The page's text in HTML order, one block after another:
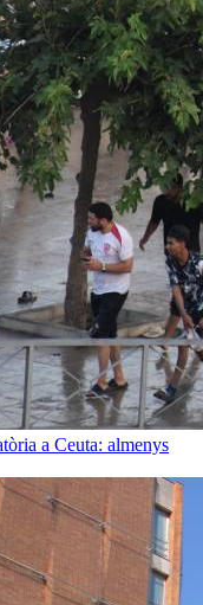
a Ceuta: almenys